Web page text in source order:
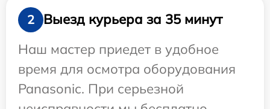
2
Выезд курьера за 35 минут
Наш мастер приедет в удобное
время для осмотра оборудования
Panasonic. При серьезной